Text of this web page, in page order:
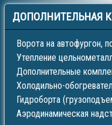
ДОПОЛНИТЕЛЬНАЯ
Ворота на автофургон,
Утепление
Дополнительные
Холодильно-
Гидроборта
Аэродинамическая